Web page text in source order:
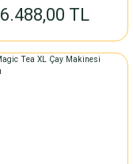
6.488,00 TL